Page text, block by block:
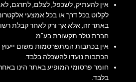
אין להעתיק, לשכפל, לצלם, לתרגם,
לקלוט בכל דרך או בכל אמצעי
באתר זה, אלא אך ורק לאחר קבלת
חברת טלר תקשורת בע"מ.
אין בכתבות המתפרסמות משום ייעוץ
הכתבות נועדו להשכלה בלבד.
חומר פרסומי המופיע באתר הינו
בלבד.